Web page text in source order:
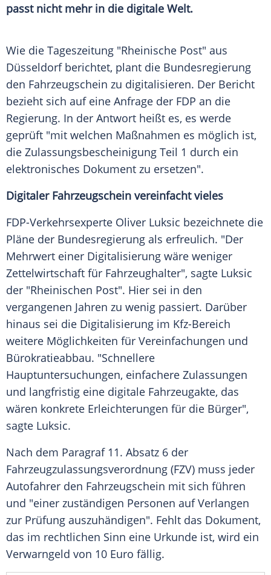
passt nicht mehr in die digitale Welt.
Wie die Tageszeitung "Rheinische Post" aus
Düsseldorfberichtet, plant die Bundesregierung
den Fahrzeugschein zu digitalisieren. Der Bericht
bezieht sich auf eine Anfrage der FDP an die
Regierung. In der Antwort heißt es, es werde
geprüft "mit welchen Maßnahmen es möglich ist,
die Zulassungsbescheinigung Teil 1 durch ein
elektronisches Dokument zu ersetzen".
Digitaler Fahrzeugschein vereinfacht vieles
FDP-Verkehrsexperte Oliver Luksic bezeichnete die
Pläne der Bundesregierung als erfreulich. "Der
Mehrwert einer Digitalisierung wäre weniger
Zettelwirtschaft für Fahrzeughalter", sagte Luksic
der "Rheinischen Post". Hier sei in den
vergangenen Jahren zu wenig passiert. Darüber
hinaus sei die Digitalisierung im Kfz-Bereich
weitere Möglichkeiten für Vereinfachungen und
Bürokratieabbau. "Schnellere
Hauptuntersuchungen, einfachere Zulassungen
und langfristig eine digitale Fahrzeugakte, das
wären konkrete Erleichterungen für die Bürger",
sagte Luksic.
Nach dem Paragraf 11. Absatz 6 der
Fahrzeugzulassungsverordnung (FZV) muss jeder
Autofahrer den Fahrzeugschein mit sich führen
und "einer zuständigen Personen auf Verlangen
zur Prüfung auszuhändigen". Fehlt das Dokument,
das im rechtlichen Sinn eine Urkunde ist, wird ein
Verwarngeld von 10 Euro fällig.